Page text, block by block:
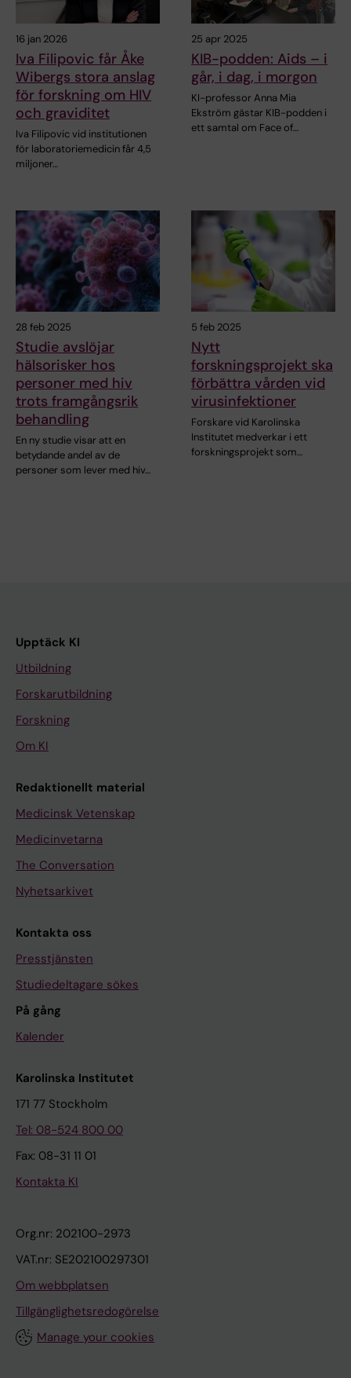
16 jan 2026
Iva Filipovic får Åke
Wibergs stora anslag
för forskning om HIV
och graviditet
Iva Filipovic vid institutionen
för laboratoriemedicin får 4,5
miljoner…
25 apr 2025
KIB-podden: Aids – i
går, i dag, i morgon
KI-professor Anna Mia
Ekström gästar KIB-podden i
ett samtal om Face of…
28 feb 2025
Studie avslöjar
hälsorisker hos
personer med hiv
trots framgångsrik
behandling
En ny studie visar att en
betydande andel av de
personer som lever med hiv…
5 feb 2025
Nytt
forskningsprojekt ska
förbättra vården vid
virusinfektioner
Forskare vid Karolinska
Institutet medverkar i ett
forskningsprojekt som…
Upptäck KI
Utbildning
Forskarutbildning
Forskning
Om KI
Redaktionellt material
Medicinsk Vetenskap
Medicinvetarna
The Conversation
Nyhetsarkivet
Kontakta oss
Presstjänsten
Studiedeltagare sökes
På gång
Kalender
Karolinska Institutet
171 77 Stockholm
Tel: 08-524 800 00
Fax: 08-31 11 01
Kontakta KI
Org.nr: 202100-2973
VAT.nr: SE202100297301
Om webbplatsen
Tillgänglighetsredogörelse
Manage your cookies